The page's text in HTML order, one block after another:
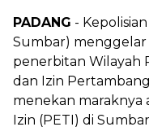
PADANG -
Sumbar)
penerbitan Wilayah
dan Izin
menekan maraknya
Izin (PETI) di